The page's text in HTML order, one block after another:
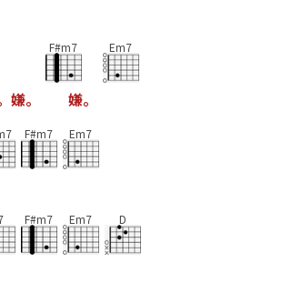
嫌。
F#m7
嫌。
Em7
F#m7 Em7
F#m7 Em7 D